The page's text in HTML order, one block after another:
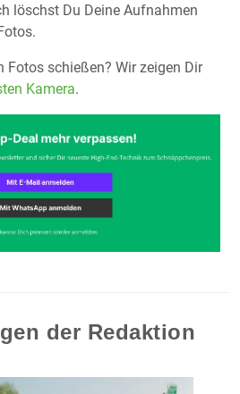
löschst Du Deine Aufnahmen
Fotos schießen? Wir zeigen Dir
Kamera.
der Redaktion